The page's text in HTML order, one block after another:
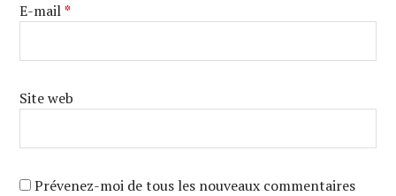
E-mail*
Site web
Prévenez-moi de tous les nouveaux commentaires